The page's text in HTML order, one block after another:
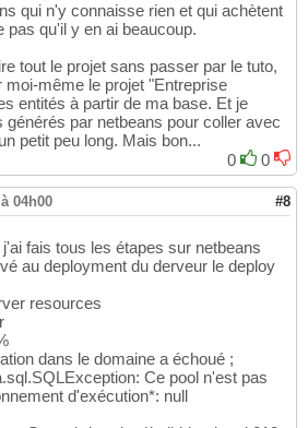
qui n'y connaisse rien et qui achètent
pas qu'il y en ai beaucoup.
tout le projet sans passer par le tuto,
même le projet "Entreprise
entités à partir de ma base. Et je
générés par netbeans pour coller avec
petit peu long. Mais bon...
0
0
04h00 #8
fais tous les étapes sur netbeans
au deployment du derveur le deploy
resources
dans le domaine a échoué ;
Ce pool n'est pas
d'exécution*: null